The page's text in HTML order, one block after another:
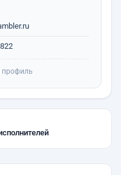
профиль